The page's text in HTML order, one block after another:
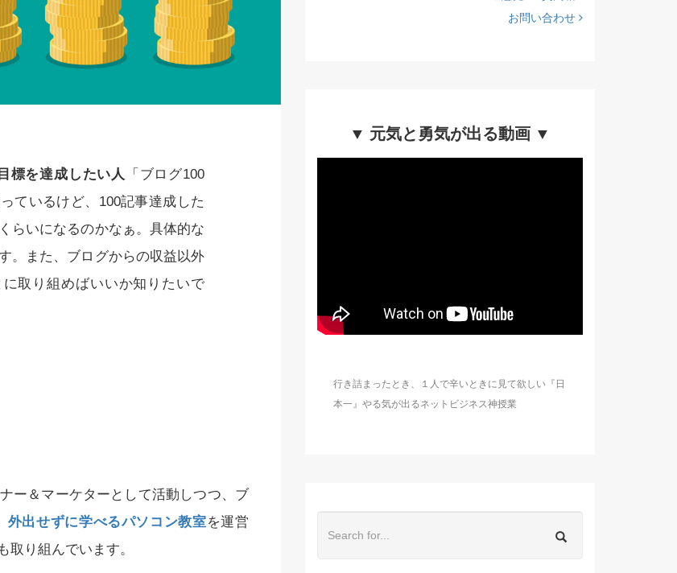
標を達成したい人
「ブログ100
ているけど、100記事達成した
らいになるのかなぁ。具体的な
。また、ブログからの収益以外
取り組めばいいか知りたいで
ー＆マーケターとして活動しつつ、ブ
外出せずに学べるパソコン教室を運営
取り組んでいます。
お問い合わせ
▼ 元気と勇気が出る動画 ▼
行き詰まったとき、１人で辛いときに見て欲しい『日
本一』やる気が出るネットビジネス神授業